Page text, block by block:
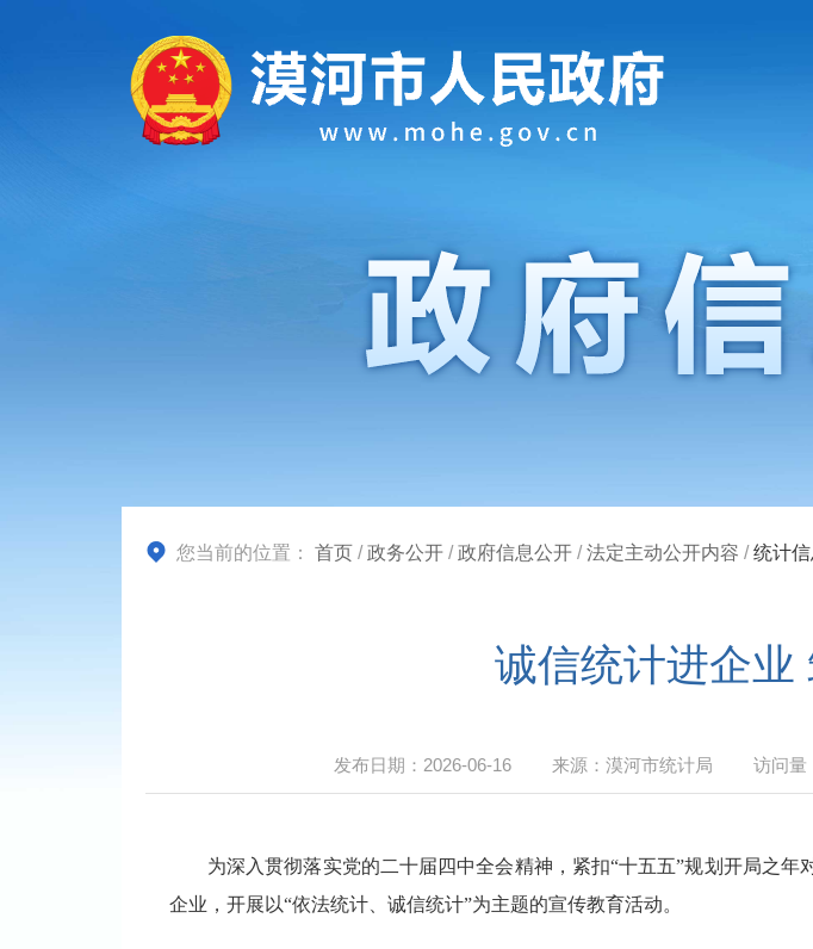
您当前的位置： 首页 /政务公开 /政府信息公开 /法定主动公开内容 /统计信
诚信统计进企业
发布日期： 2026-06-16 来源： 漠河市统计局 访问量
为深入贯彻落实党的二十届四中全会精神，紧扣“十五五”规划开局之年
企业，开展以“依法统计、诚信统计”为主题的宣传教育活动。